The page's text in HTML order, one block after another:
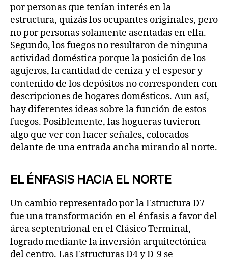
por personas que tenían interés en la
estructura, quizás los ocupantes originales, pero
no por personas solamente asentadas en ella.
Segundo, los fuegos no resultaron de ninguna
actividad doméstica porque la posición de los
agujeros, la cantidad de ceniza y el espesor y
contenido de los depósitos no corresponden con
descripciones de hogares domésticos. Aun así,
hay diferentes ideas sobre la función de estos
fuegos. Posiblemente, las hogueras tuvieron
algo que ver con hacer señales, colocados
delante de una entrada ancha mirando al norte.
EL ÉNFASIS HACIA EL NORTE
Un cambio representado por la Estructura D7
fue una transformación en el énfasis a favor del
área septentrional en el Clásico Terminal,
logrado mediante la inversión arquitectónica
del centro. Las Estructuras D4 y D-9 se